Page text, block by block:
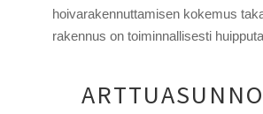
hoivarakennuttamisen kokemus
rakennus on toiminnallisesti